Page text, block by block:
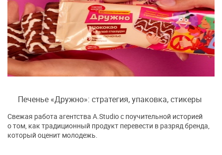
Печенье «Дружно»: стратегия, упаковка, стикеры
Свежая работа агентства A.Studio с поучительной историей
о том, как традиционный продукт перевести в разряд бренда,
который оценит молодежь.